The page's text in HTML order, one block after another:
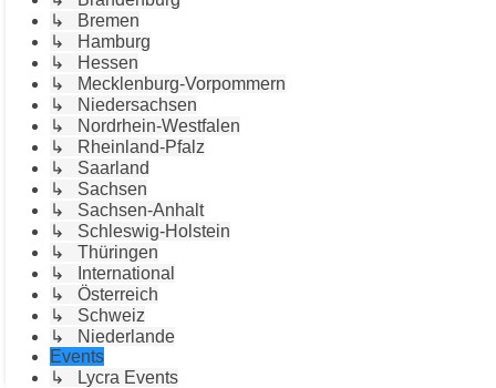
↳ Bremen
↳ Hamburg
↳ Hessen
↳ Mecklenburg-Vorpommern
↳ Niedersachsen
↳ Nordrhein-Westfalen
↳ Rheinland-Pfalz
↳ Saarland
↳ Sachsen
↳ Sachsen-Anhalt
↳ Schleswig-Holstein
↳ Thüringen
↳ International
↳ Österreich
↳ Schweiz
↳ Niederlande
Events
↳ Lycra Events